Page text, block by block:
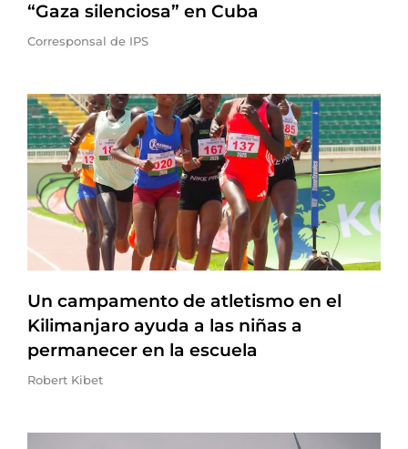
“Gaza silenciosa” en Cuba
Corresponsal de IPS
Un campamento de atletismo en el
Kilimanjaro ayuda a las niñas a
permanecer en la escuela
Robert Kibet